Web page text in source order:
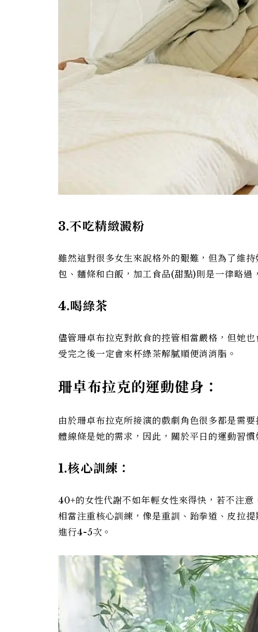
3.不吃精緻澱粉
雖然這對很多女生來說格外的艱難，但為了維
包、麵條和白飯，加工食品(甜點)則是一律略過
4.喝綠茶
儘管珊卓布拉克對飲食的控管相當嚴格，但她
受完之後一定會來杯綠茶解膩順便消消脂。
珊卓布拉克的運動健身：
由於珊卓布拉克所接演的戲劇角色很多都是需
體線條是她的需求，因此，關於平日的運動習慣
1.核心訓練：
40+的女性代謝不如年輕女性來得快，若不注
相當注重核心訓練，像是重訓、跆拳道、皮拉
進行4-5次。